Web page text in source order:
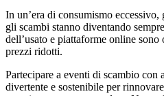
In un’era di consumismo
gli scambi stanno diventando
dell’usato e piattaforme online
prezzi ridotti.
Partecipare a eventi di scambio
divertente e sostenibile per